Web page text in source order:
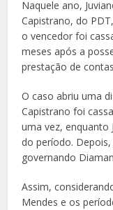
Naquele ano,
Capistrano, do
o vencedor foi
meses após a
prestação de
O caso abriu uma
Capistrano foi
uma vez, enquanto
do período.
governando
Assim,
Mendes e os